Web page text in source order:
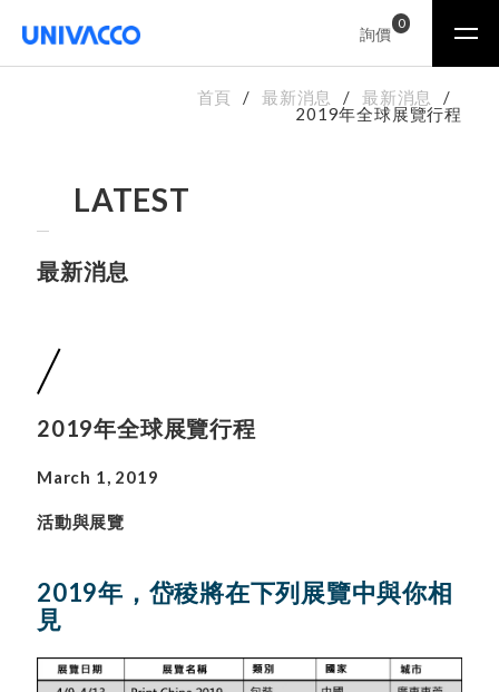
詢價
0
首頁 最新消息
最新消息
2019年全球展覽行程
LATEST
最新消息
2019年全球展覽行程
March 1, 2019
活動與展覽
2019年，岱稜將在下列展覽中與你相
見